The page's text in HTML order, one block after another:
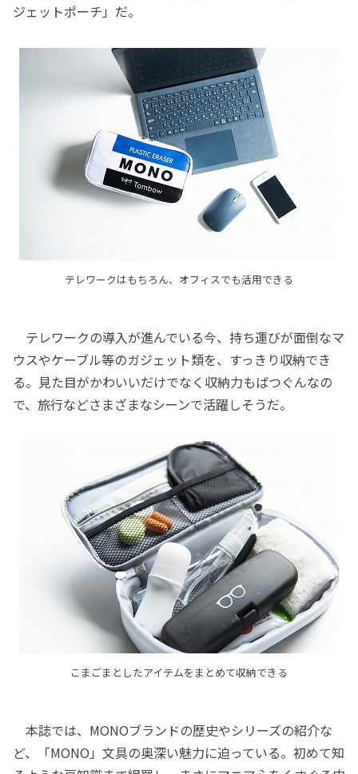
ジェットポーチ」だ。
テレワークはもちろん、オフィスでも活用できる
テレワークの導入が進んでいる今、持ち運びが面倒なマ
ウスやケーブル等のガジェット類を、すっきり収納でき
る。見た目がかわいいだけでなく収納力もばつぐんなの
で、旅行などさまざまなシーンで活躍しそうだ。
こまごまとしたアイテムをまとめて収納できる
本誌では、MONOブランドの歴史やシリーズの紹介な
ど、「MONO」文具の奥深い魅力に迫っている。初めて知